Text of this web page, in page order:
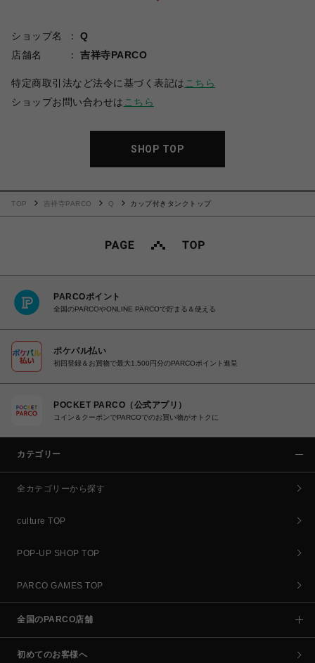
ショップ名
Q
店舗名
吉祥寺PARCO
特定商取引法など法令に基づく表記は こちら
ショップお問い合わせは こちら
SHOP TOP
TOP 吉祥寺PARCO Q カップ付きタンクトップ
PARCOポイント
全国のPARCOやONLINE PARCOで貯まる＆使える
ポケパル払い
初回登録＆お買物で最大1,500円分のPARCOポイント進呈
POCKET PARCO（公式アプリ）
コイン＆クーポンでPARCOでのお買い物がオトクに
カテゴリー
全カテゴリーから探す
culture TOP
POP-UP SHOP TOP
PARCO GAMES TOP
全国のPARCO店舗
初めてのお客様へ